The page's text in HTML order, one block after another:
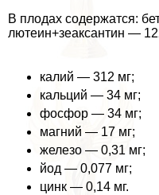
В плодах содержатся:
лютеин+зеаксантин —
калий — 312 мг;
кальций — 34 мг;
фосфор — 34 мг;
магний — 17 мг;
железо — 0,31 мг;
йод — 0,077 мг;
цинк — 0,14 мг.